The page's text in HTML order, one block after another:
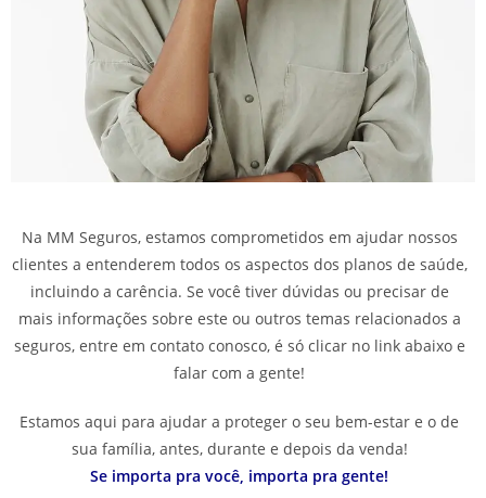
Na MM Seguros, estamos comprometidos em ajudar nossos
clientes a entenderem todos os aspectos dos planos de saúde,
incluindo a carência. Se você tiver dúvidas ou precisar de
mais informações sobre este ou outros temas relacionados a
seguros, entre em contato conosco, é só clicar no link abaixo e
falar com a gente!
Estamos aqui para ajudar a proteger o seu bem-estar e o de
sua família, antes, durante e depois da venda!
Se importa pra você, importa pra gente!